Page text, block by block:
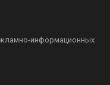
информационных